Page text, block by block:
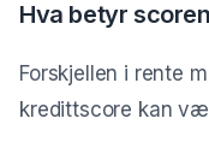
Hva betyr
Forskjellen i rente
kredittscore kan